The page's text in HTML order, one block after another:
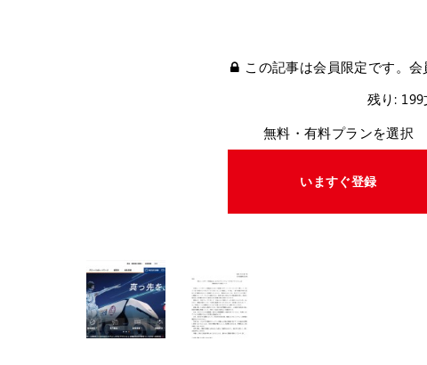
この記事は会員限定です。
残り:
無料・有料プランを選択
いますぐ登録